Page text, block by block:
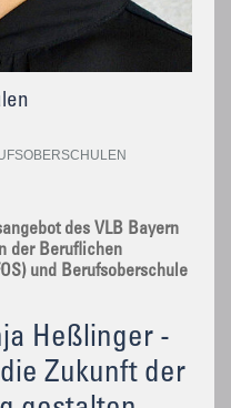
des VLB Bayern
der Beruflichen
und Berufsoberschule
Heßlinger -
Zukunft der